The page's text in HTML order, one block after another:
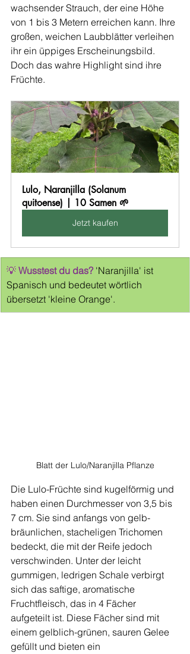
wachsender Strauch, der eine Höhe
von 1 bis 3 Metern erreichen kann. Ihre
großen, weichen Laubblätter verleihen
ihr ein üppiges Erscheinungsbild.
Doch das wahre Highlight sind ihre
Früchte.
Lulo, Naranjilla (Solanum
quitoense) | 10 Samen 🌱
Jetzt kaufen
💡 Wusstest du das? 'Naranjilla' ist
Spanisch und bedeutet wörtlich
übersetzt 'kleine Orange'.
Blatt der Lulo/Naranjilla Pflanze
Die Lulo-Früchte sind kugelförmig und
haben einen Durchmesser von 3,5 bis
7 cm. Sie sind anfangs von gelb-
bräunlichen, stacheligen Trichomen
bedeckt, die mit der Reife jedoch
verschwinden. Unter der leicht
gummigen, ledrigen Schale verbirgt
sich das saftige, aromatische
Fruchtfleisch, das in 4 Fächer
aufgeteilt ist. Diese Fächer sind mit
einem gelblich-grünen, sauren Gelee
gefüllt und bieten ein